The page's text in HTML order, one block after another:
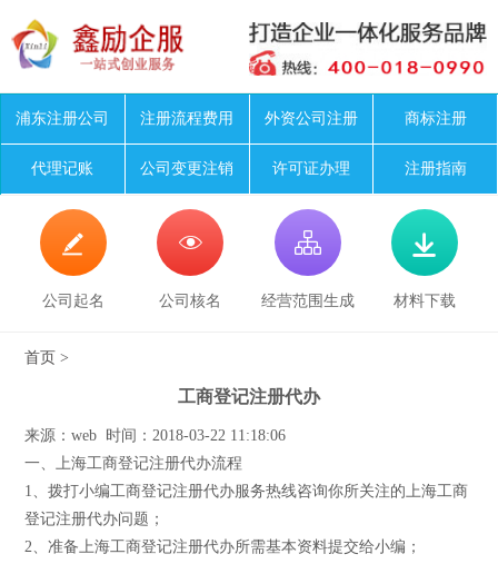
浦东注册公司 注册流程费用 外资公司注册 商标注册
代理记账 公司变更注销 许可证办理 注册指南

公司起名

公司核名

经营范围生成

材料下载
首页 >
工商登记注册代办
来源：web 时间：2018-03-22 11:18:06
一、上海工商登记注册代办流程
1、拨打小编工商登记注册代办服务热线咨询你所关注的上海工商
登记注册代办问题；
2、准备上海工商登记注册代办所需基本资料提交给小编；